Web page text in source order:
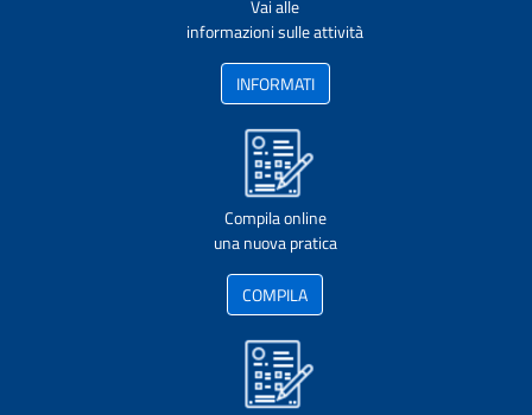
Vai alle
informazioni sulle attività
INFORMATI
Compila online
una nuova pratica
COMPILA